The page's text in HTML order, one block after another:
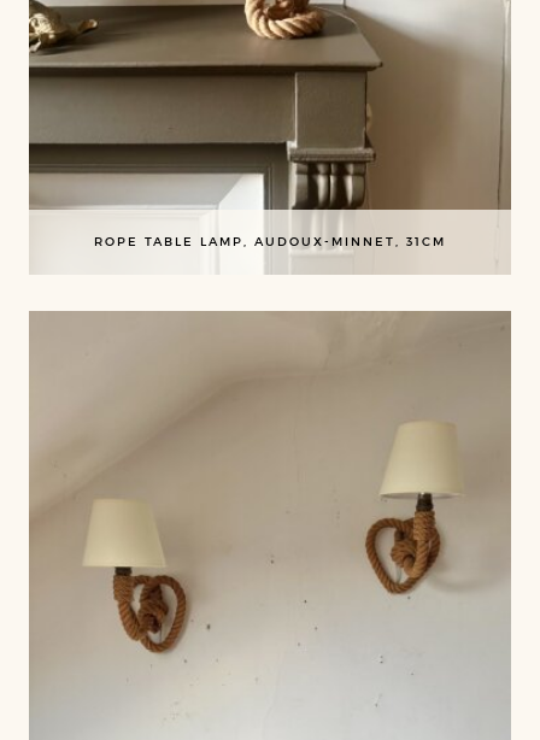
ROPE TABLE LAMP, AUDOUX-MINNET, 31CM